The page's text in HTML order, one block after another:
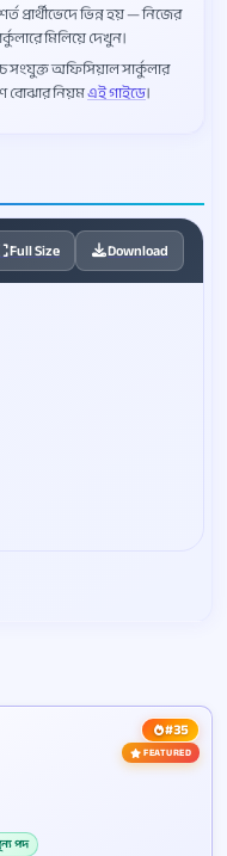
প্রার্থীভেদে ভিন্ন হয় — নিজের
মিলিয়ে দেখুন।
সংযুক্ত অফিসিয়াল সার্কুলার
বোঝার নিয়মএই গাইডে।
Full Size Download
#35
FEATURED
পদ